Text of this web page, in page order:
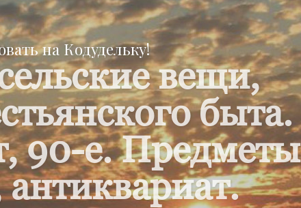
на Кодудельку!
вещи,
быта.
90-е. Предметы